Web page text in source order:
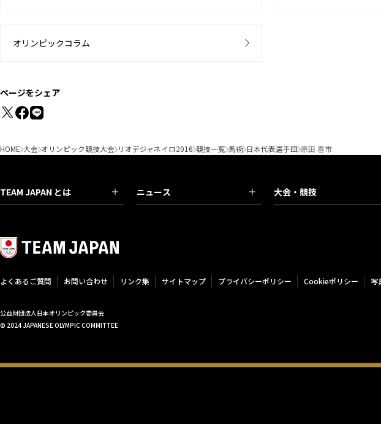
オリンピックコラム
ページをシェア
HOME 大会 オリンピック競技大会 リオデジャネイロ2016 競技一覧 馬術 日本代表選手団 原田 喜市
TEAM JAPAN とは ニュース 大会・競技
よくあるご質問 お問い合わせ リンク集 サイトマップ プライバシーポリシー Cookieポリシー 写
公益財団法人日本オリンピック委員会
© 2024 JAPANESE OLYMPIC COMMITTEE